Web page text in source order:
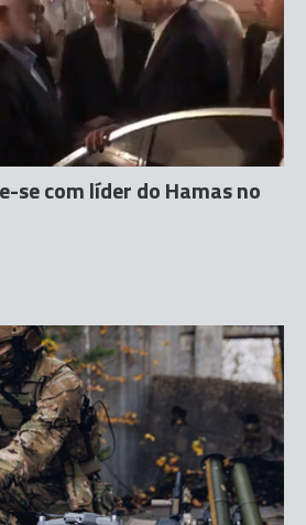
se com líder do Hamas no